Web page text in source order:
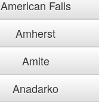
American Falls
Amherst
Amite
Anadarko